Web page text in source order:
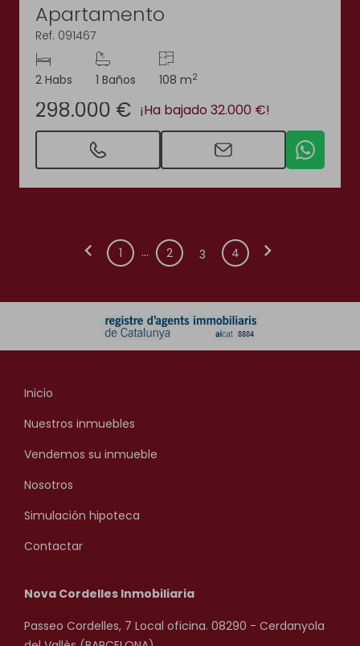
Apartamento
Ref. 091467
2 Habs 1 Baños 108 m2
298.000 € ¡Ha bajado 32.000 €!
chevron_left 1 ... 2 3 4 chevron_right
Inicio
Nuestros inmuebles
Vendemos su inmueble
Nosotros
Simulación hipoteca
Contactar
Nova Cordelles Inmobiliaria
Passeo Cordelles, 7 Local oficina. 08290 - Cerdanyola